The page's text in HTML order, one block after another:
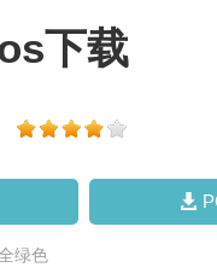
下载
绿色